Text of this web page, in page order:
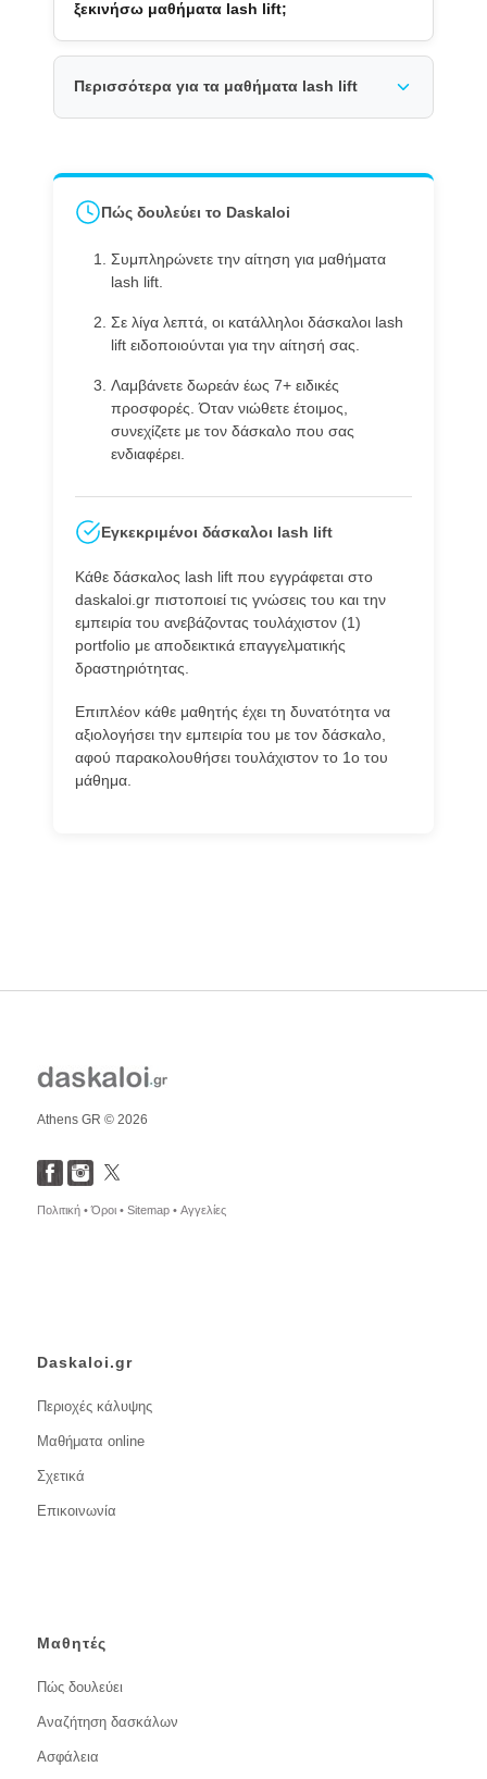
ξεκινήσω μαθήματα lash lift;
Περισσότερα για τα μαθήματα lash lift
Πώς δουλεύει το Daskaloi
Συμπληρώνετε την αίτηση για μαθήματα
lash lift.
Σε λίγα λεπτά, οι κατάλληλοι δάσκαλοι lash
lift ειδοποιούνται για την αίτησή σας.
Λαμβάνετε δωρεάν έως 7+ ειδικές
προσφορές. Όταν νιώθετε έτοιμος,
συνεχίζετε με τον δάσκαλο που σας
ενδιαφέρει.
Εγκεκριμένοι δάσκαλοι lash lift
Κάθε δάσκαλος lash lift που εγγράφεται στο
daskaloi.gr πιστοποιεί τις γνώσεις του και την
εμπειρία του ανεβάζοντας τουλάχιστον (1)
portfolio με αποδεικτικά επαγγελματικής
δραστηριότητας.
Επιπλέον κάθε μαθητής έχει τη δυνατότητα να
αξιολογήσει την εμπειρία του με τον δάσκαλο,
αφού παρακολουθήσει τουλάχιστον το 1ο του
μάθημα.
Athens GR © 2026
Πολιτική •Όροι • Sitemap • Αγγελίες
Daskaloi.gr
Περιοχές κάλυψης
Μαθήματα online
Σχετικά
Επικοινωνία
Μαθητές
Πώς δουλεύει
Αναζήτηση δασκάλων
Ασφάλεια